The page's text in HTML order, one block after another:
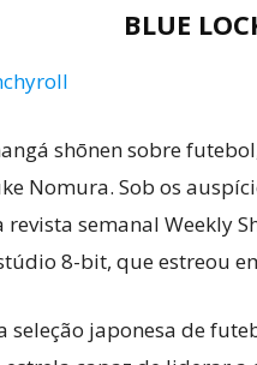
BLUE
shōnen sobre
Nomura. Sob os
semanal Weekly
8-bit, que estreou
seleção japonesa de